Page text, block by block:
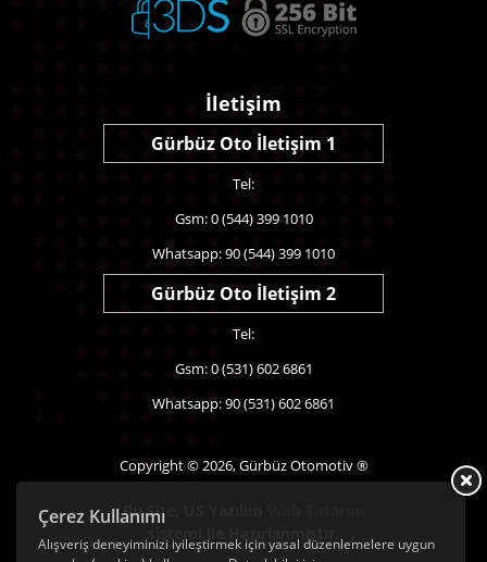
Çerez Kullanımı
Alışveriş deneyiminizi iyileştirmek için yasal düzenlemelere uygun
İletişim
Gürbüz Oto İletişim 1
Tel:
Gsm: 0 (544) 399 1010
Whatsapp: 90 (544) 399 1010
Gürbüz Oto İletişim 2
Tel:
Gsm: 0 (531) 602 6861
Whatsapp: 90 (531) 602 6861
Copyright © 2026, Gürbüz Otomotiv ®
Bu Site,